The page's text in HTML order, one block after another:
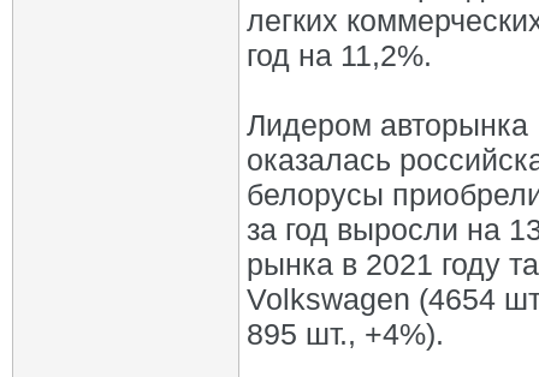
легких
год на 11,2%.
Лидером авторынка
оказалась
белорусы
за год выросли на
рынка в 2021 году
Volkswagen (4654
895 шт., +4%).